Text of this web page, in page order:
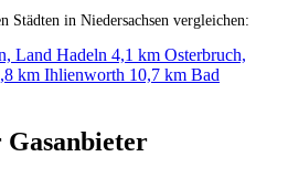
Städten in Niedersachsen vergleichen:
Land Hadeln 4,1 km Osterbruch,
km Ihlienworth 10,7 km Bad